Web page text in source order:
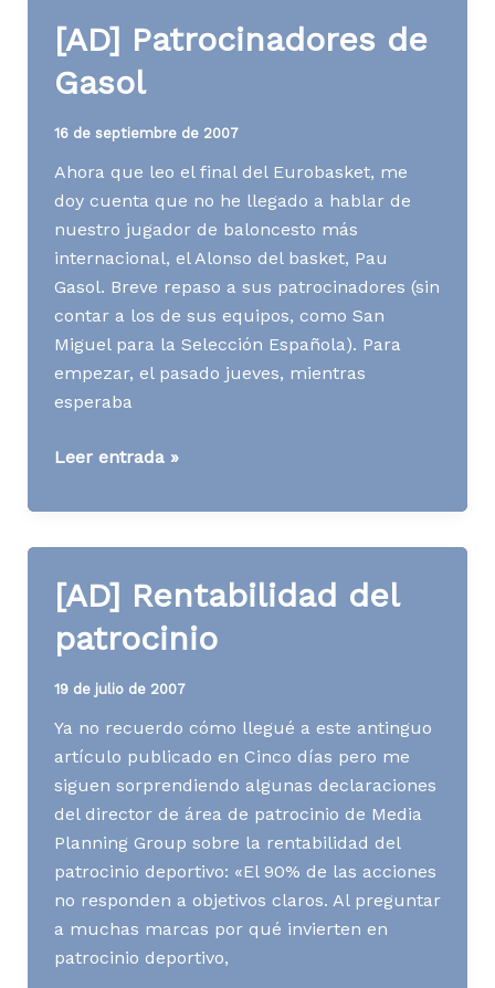
[AD] Patrocinadores de
Gasol
16 de septiembre de 2007
Ahora que leo el final del Eurobasket, me
doy cuenta que no he llegado a hablar de
nuestro jugador de baloncesto más
internacional, el Alonso del basket, Pau
Gasol. Breve repaso a sus patrocinadores (sin
contar a los de sus equipos, como San
Miguel para la Selección Española). Para
empezar, el pasado jueves, mientras
esperaba
[AD]
de
Leer entrada »
[AD] Rentabilidad del
patrocinio
19 de julio de 2007
Ya no recuerdo cómo llegué a este antinguo
artículo publicado en Cinco días pero me
siguen sorprendiendo algunas declaraciones
del director de área de patrocinio de Media
Planning Group sobre la rentabilidad del
patrocinio deportivo: «El 90% de las acciones
no responden a objetivos claros. Al preguntar
a muchas marcas por qué invierten en
patrocinio deportivo,